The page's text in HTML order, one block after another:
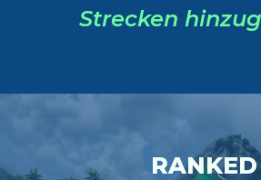
Strecken
RANKED